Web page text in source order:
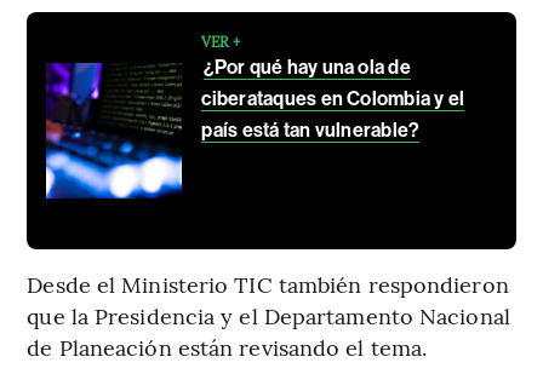
VER +
¿Por qué hay una ola de
ciberataques en Colombia y el
país está tan vulnerable?
Desde el Ministerio TIC también respondieron
que la Presidencia y el Departamento Nacional
de Planeación están revisando el tema.